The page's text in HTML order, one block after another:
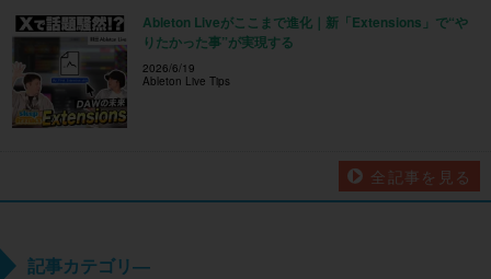
Ableton Liveがここまで進化｜新「Extensions」で“や
りたかった事”が実現する
2026/6/19
Ableton Live Tips
全記事を見る
記事カテゴリ―